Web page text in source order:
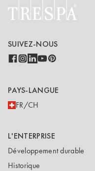
SUIVEZ-NOUS
PAYS-LANGUE
FR/CH
L'ENTERPRISE
Développement durable
Historique